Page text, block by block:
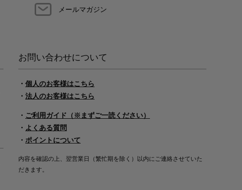
メールマガジン
お問い合わせについて
・ 個人のお客様はこちら
・ 法人のお客様はこちら
・ ご利用ガイド（※まずご一読ください）
・ よくある質問
・ ポイントについて
内容を確認の上、翌営業日（繁忙期を除く）以内にご連絡させていた
だきます。